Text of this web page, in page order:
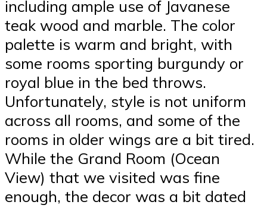
including ample use of Javanese
teak wood and marble. The color
palette is warm and bright, with
some rooms sporting burgundy or
royal blue in the bed throws.
Unfortunately, style is not uniform
across all rooms, and some of the
rooms in older wings are a bit tired.
While the Grand Room (Ocean
View) that we visited was fine
enough, the decor was a bit dated